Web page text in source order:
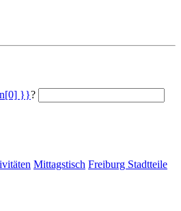
}}?
Mittagstisch Freiburg Stadtteile